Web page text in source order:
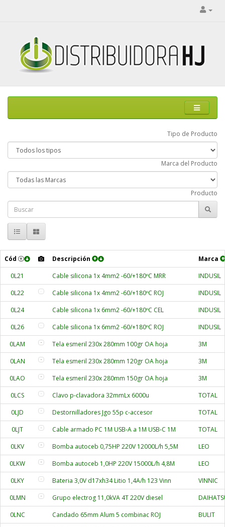
Tipo de Producto
Marca del Producto
Producto
Cód Descripción
Marca
0L21
Cable silicona 1x 4mm2 -60/+180ºC MRR
INDUSIL
0L22
Cable silicona 1x 4mm2 -60/+180ºC ROJ
INDUSIL
0L24
Cable silicona 1x 6mm2 -60/+180ºC CEL
INDUSIL
0L26
Cable silicona 1x 6mm2 -60/+180ºC ROJ
INDUSIL
0LAM
Tela esmeril 230x 280mm 100gr OA hoja
3M
0LAN
Tela esmeril 230x 280mm 120gr OA hoja
3M
0LAO
Tela esmeril 230x 280mm 150gr OA hoja
3M
0LCS
Clavo p-clavadora 32mmLx 6000u
TOTAL
0LJD
Destornilladores Jgo 55p c-accesor
TOTAL
0LJT
Cable armado PC 1M USB-A a 1M USB-C 1M
TOTAL
0LKV
Bomba autoceb 0,75HP 220V 12000L/h 5,5M
LEO
0LKW
Bomba autoceb 1,0HP 220V 15000L/h 4,8M
LEO
0LKY
Bateria 3,0V d17xh34 Litio 1,4A/h 123 Vinn
VINNIC
0LMN
Grupo electrog 11,0kVA 4T 220V diesel
0LNC
Candado 65mm Alum 5 combinac ROJ
BULIT